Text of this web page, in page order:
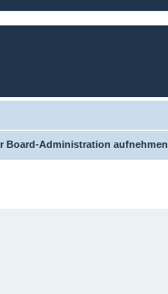
Board-Administration aufnehmen